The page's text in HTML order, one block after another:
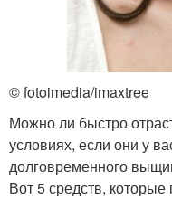
© fotoimedia/imaxtree
Можно ли быстро
условиях, если они у
долговременного
Вот 5 средств,